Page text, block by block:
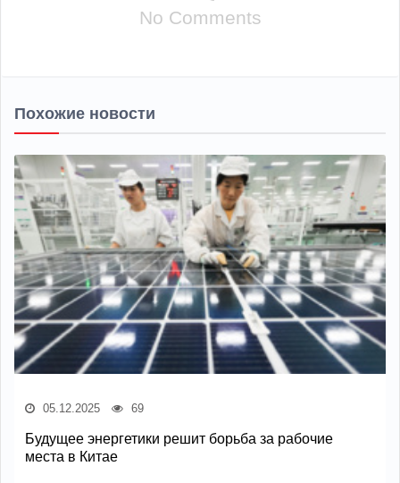
No Comments
Похожие новости
05.12.2025 69
Будущее энергетики решит борьба за рабочие
места в Китае